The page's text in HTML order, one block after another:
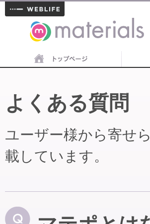
materials
よくある質問
ユーザー様から寄せ
載しています。